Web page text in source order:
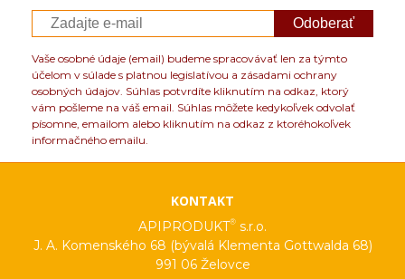
Odoberať
Vaše osobné údaje (email) budeme spracovávať len za týmto
účelom v súlade s platnou legislatívou a zásadami ochrany
osobných údajov. Súhlas potvrdíte kliknutím na odkaz, ktorý
vám pošleme na váš email. Súhlas môžete kedykoľvek odvolať
písomne, emailom alebo kliknutím na odkaz z ktoréhokoľvek
informačného emailu.
KONTAKT
APIPRODUKT® s.r.o.
J. A. Komenského 68 (bývalá Klementa Gottwalda 68)
991 06 Želovce